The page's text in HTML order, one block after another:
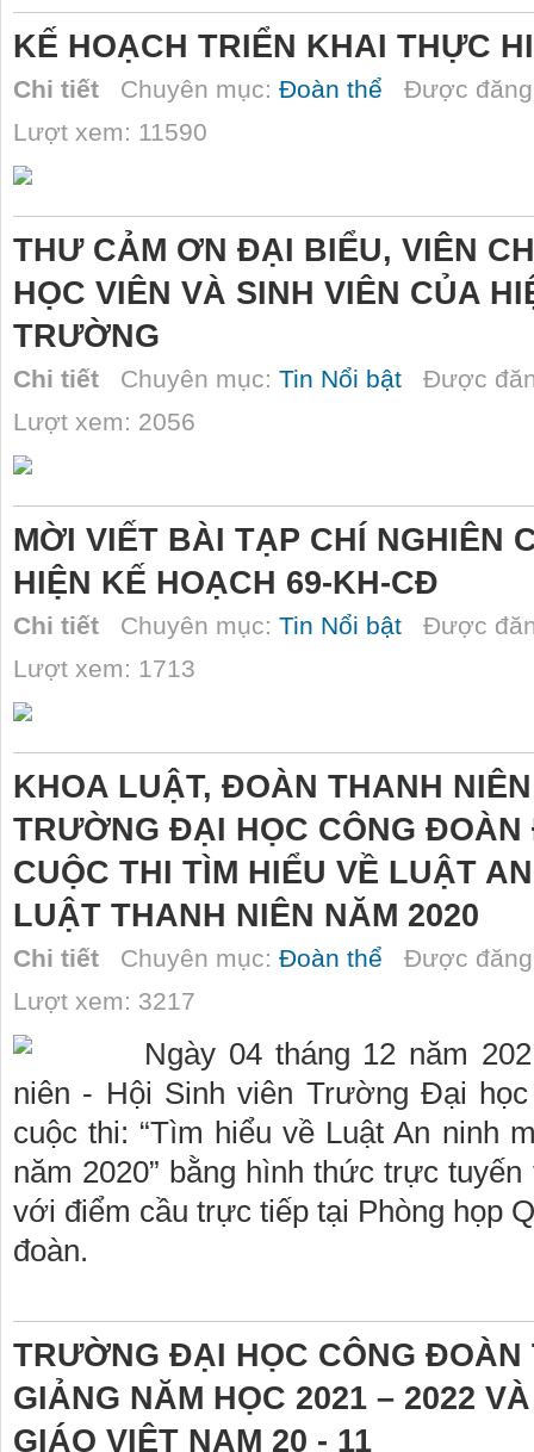
KẾ HOẠCH TRIỂN KHAI THỰC
Chi tiết Chuyên mục: Đoàn thể Được
Lượt xem: 11590
THƯ CẢM ƠN ĐẠI BIỂU, VIÊN
HỌC VIÊN VÀ SINH VIÊN CỦA
TRƯỜNG
Chi tiết Chuyên mục: Tin Nổi bật Được
Lượt xem: 2056
MỜI VIẾT BÀI TẠP CHÍ NGHIÊN
HIỆN KẾ HOẠCH 69-KH-CĐ
Chi tiết Chuyên mục: Tin Nổi bật Được
Lượt xem: 1713
KHOA LUẬT, ĐOÀN THANH
TRƯỜNG ĐẠI HỌC CÔNG
CUỘC THI TÌM HIỂU VỀ LUẬT
LUẬT THANH NIÊN NĂM 2020
Chi tiết Chuyên mục: Đoàn thể Được
Lượt xem: 3217
Ngày 04 tháng 12 năm
niên - Hội Sinh viên Trường Đại
cuộc thi: “Tìm hiểu về Luật An ninh
năm 2020” bằng hình thức trực
với điểm cầu trực tiếp tại Phòng họp
đoàn.
TRƯỜNG ĐẠI HỌC CÔNG
GIẢNG NĂM HỌC 2021 – 2022
GIÁO VIỆT NAM 20 - 11